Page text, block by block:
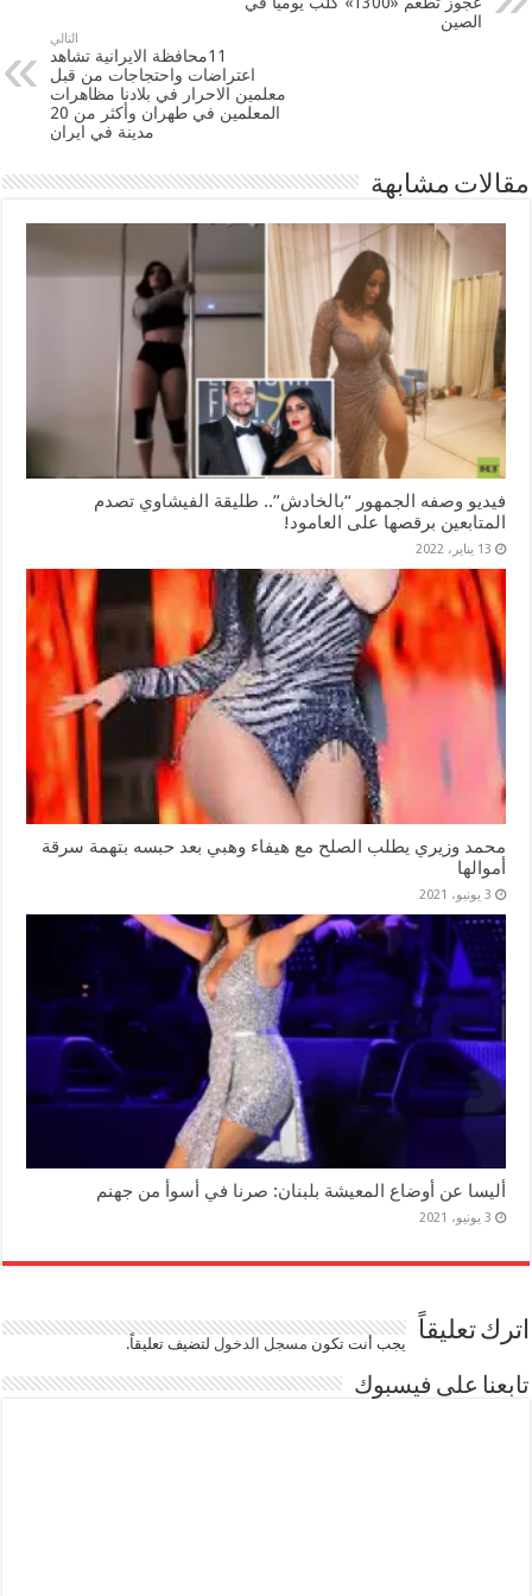
الصين
التالي
11محافظة الايرانية تشاهد
اعتراضات واحتجاجات من قبل
معلمين الاحرار في بلادنا مظاهرات
المعلمين في طهران وأكثر من 20
مدينة في ايران
مقالات مشابهة
فيديو وصفه الجمهور “بالخادش”.. طليقة الفيشاوي تصدم
المتابعين برقصها على العامود!
13 يناير، 2022
محمد وزيري يطلب الصلح مع هيفاء وهبي بعد حبسه بتهمة سرقة
أموالها
3 يونيو، 2021
أليسا عن أوضاع المعيشة بلبنان: صرنا في أسوأ من جهنم
3 يونيو، 2021
اترك تعليقاً يجب أنت تكون مسجل الدخوللتضيف تعليقاً.
تابعنا على فيسبوك